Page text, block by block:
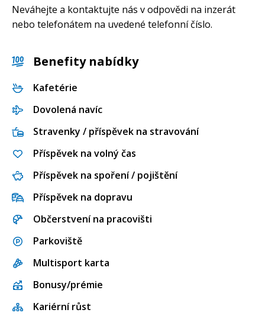
Neváhejte a kontaktujte nás v odpovědi na inzerát
nebo telefonátem na uvedené telefonní číslo.
Benefity nabídky
Kafetérie
Dovolená navíc
Stravenky / příspěvek na stravování
Příspěvek na volný čas
Příspěvek na spoření / pojištění
Příspěvek na dopravu
Občerstvení na pracovišti
Parkoviště
Multisport karta
Bonusy/prémie
Kariérní růst